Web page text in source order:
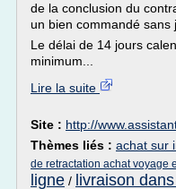
de la conclusion du
un bien commandé sans
Le délai de 14 jours
minimum...
Lire la suite
Site : http://
Thèmes liés : achat sur
de retractation achat voyage
ligne / livraison